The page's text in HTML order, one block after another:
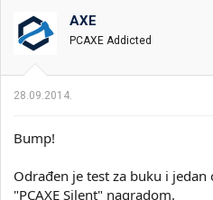
AXE
PCAXE Addicted
28.09.2014.
Bump!
Odrađen je test za buku i
"PCAXE Silent" nagradom.